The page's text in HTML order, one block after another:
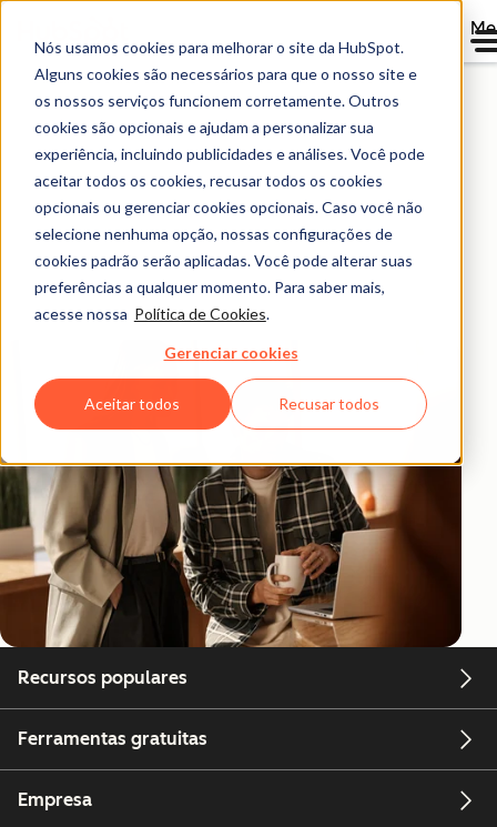
Nós usamos cookies para melhorar o site da HubSpot.
Alguns cookies são necessários para que o nosso site e
os nossos serviços funcionem corretamente. Outros
cookies são opcionais e ajudam a personalizar sua
experiência, incluindo publicidades e análises. Você pode
aceitar todos os cookies, recusar todos os cookies
opcionais ou gerenciar cookies opcionais. Caso você não
selecione nenhuma opção, nossas configurações de
cookies padrão serão aplicadas. Você pode alterar suas
preferências a qualquer momento. Para saber mais,
acesse nossa Política de Cookies.
Gerenciar cookies
Aceitar todos Recusar todos
Calculadora de ROI da
HubSpot
Calcule o retorno sobre o investimento que você pode
ter com os nossos produtos com base em dados de
mais de 299.000 clientes da HubSpot em todo o
mundo.
Recursos populares
Ferramentas gratuitas
Empresa